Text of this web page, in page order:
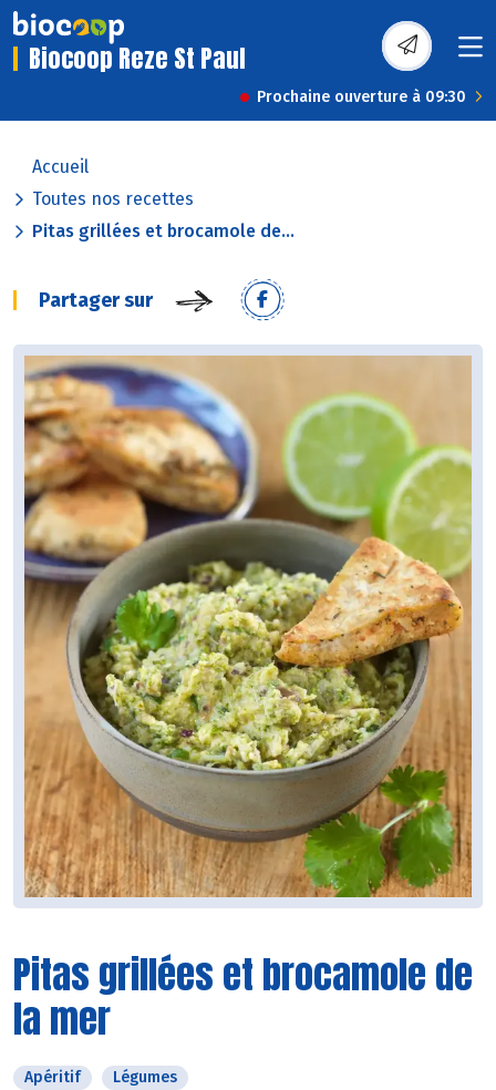
Biocoop Reze St Paul
Prochaine ouverture à 09:30
Accueil
Toutes nos recettes
Pitas grillées et brocamole de...
Partager sur
Pitas grillées et brocamole de
la mer
Apéritif Légumes